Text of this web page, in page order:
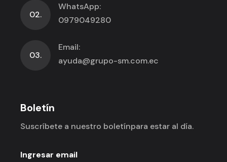
02.
WhatsApp:
0979049280
03.
Email:
ayuda@grupo-sm.com.ec
Boletín
Suscríbete a nuestro boletínpara estar al día.